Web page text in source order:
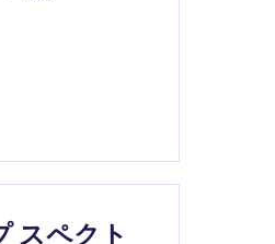
スペクト